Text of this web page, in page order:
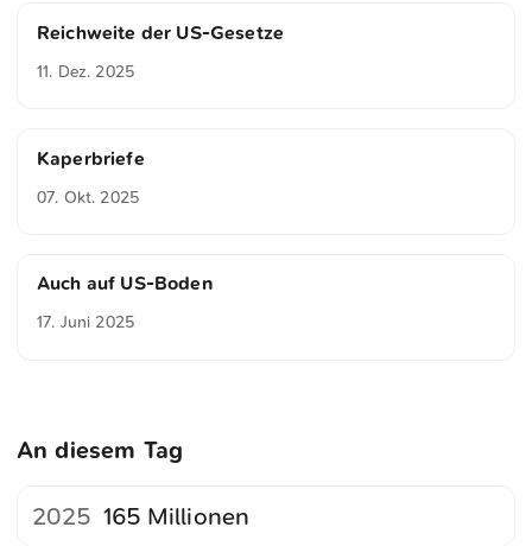
Reichweite der US-Gesetze
11. Dez. 2025
Kaperbriefe
07. Okt. 2025
Auch auf US-Boden
17. Juni 2025
An diesem Tag
2025 165 Millionen